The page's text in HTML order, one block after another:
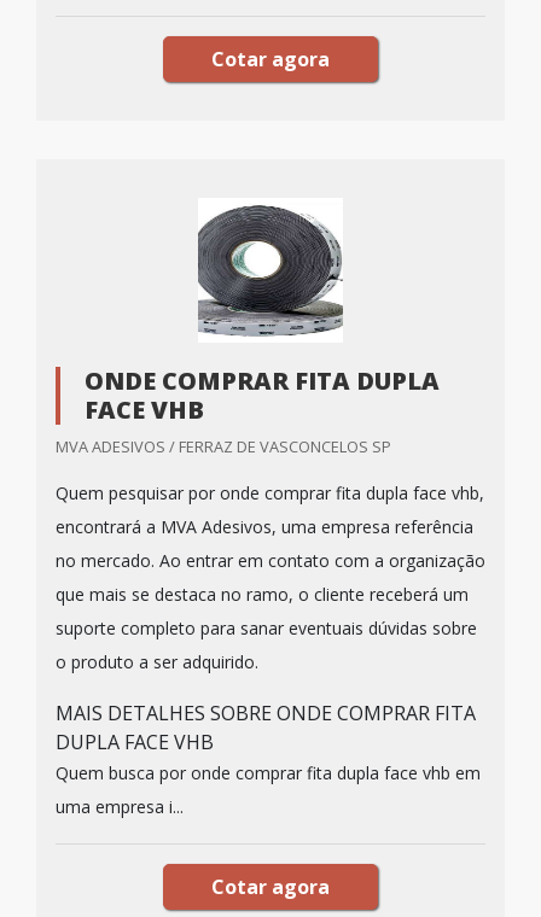
Cotar agora
ONDE COMPRAR FITA DUPLA
FACE VHB
MVA ADESIVOS / FERRAZ DE VASCONCELOS SP
Quem pesquisar por onde comprar fita dupla face vhb,
encontrará a MVA Adesivos, uma empresa referência
no mercado. Ao entrar em contato com a organização
que mais se destaca no ramo, o cliente receberá um
suporte completo para sanar eventuais dúvidas sobre
o produto a ser adquirido.
MAIS DETALHES SOBRE ONDE COMPRAR FITA
DUPLA FACE VHB
Quem busca por onde comprar fita dupla face vhb em
uma empresa i...
Cotar agora